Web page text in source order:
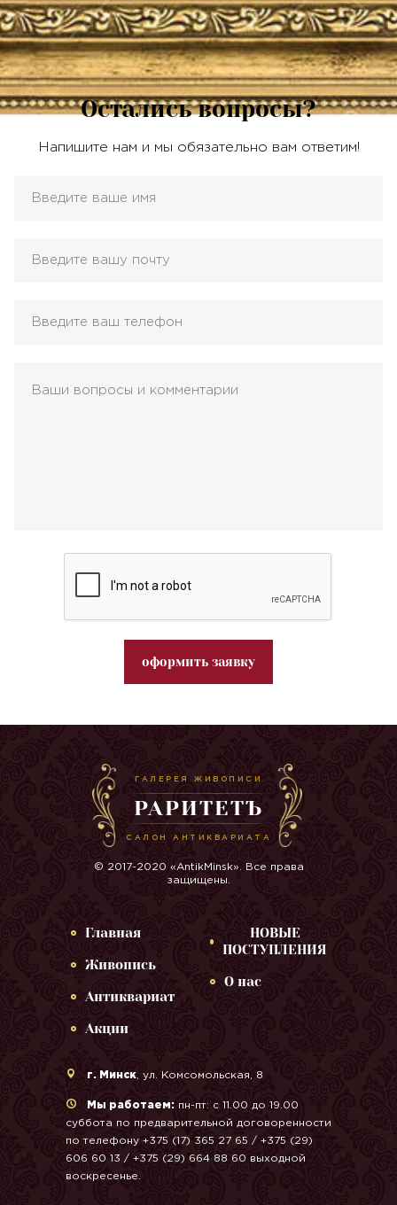
Остались вопросы?
Напишите нам и мы обязательно вам ответим!
оформить заявку
ГАЛЕРЕЯ ЖИВОПИСИ
РАРИТЕТЪ
САЛОН АНТИКВАРИАТА
© 2017-2020 «AntikMinsk». Все права
защищены.
Главная
Живопись
Антиквариат
Акции
НОВЫЕ
ПОСТУПЛЕНИЯ
О нас
г. Минск , ул. Комсомольская, 8
Мы работаем: пн-пт: с 11.00 до 19.00
суббота по предварительной договоренности
по телефону +375 (17) 365 27 65 / +375 (29)
606 60 13 / +375 (29) 664 88 60 выходной
воскресенье.